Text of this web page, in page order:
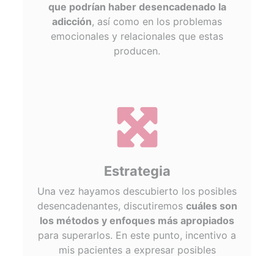
que podrían haber desencadenado la
adicción, así como en los problemas
emocionales y relacionales que estas
producen.
alt
Estrategia
Una vez hayamos descubierto los posibles
desencadenantes, discutiremos cuáles son
los métodos y enfoques más apropiados
para superarlos. En este punto, incentivo a
mis pacientes a expresar posibles